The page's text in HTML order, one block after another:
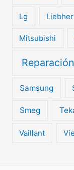
Lg
Mitsubishi
Samsung
Smeg
Vaillant